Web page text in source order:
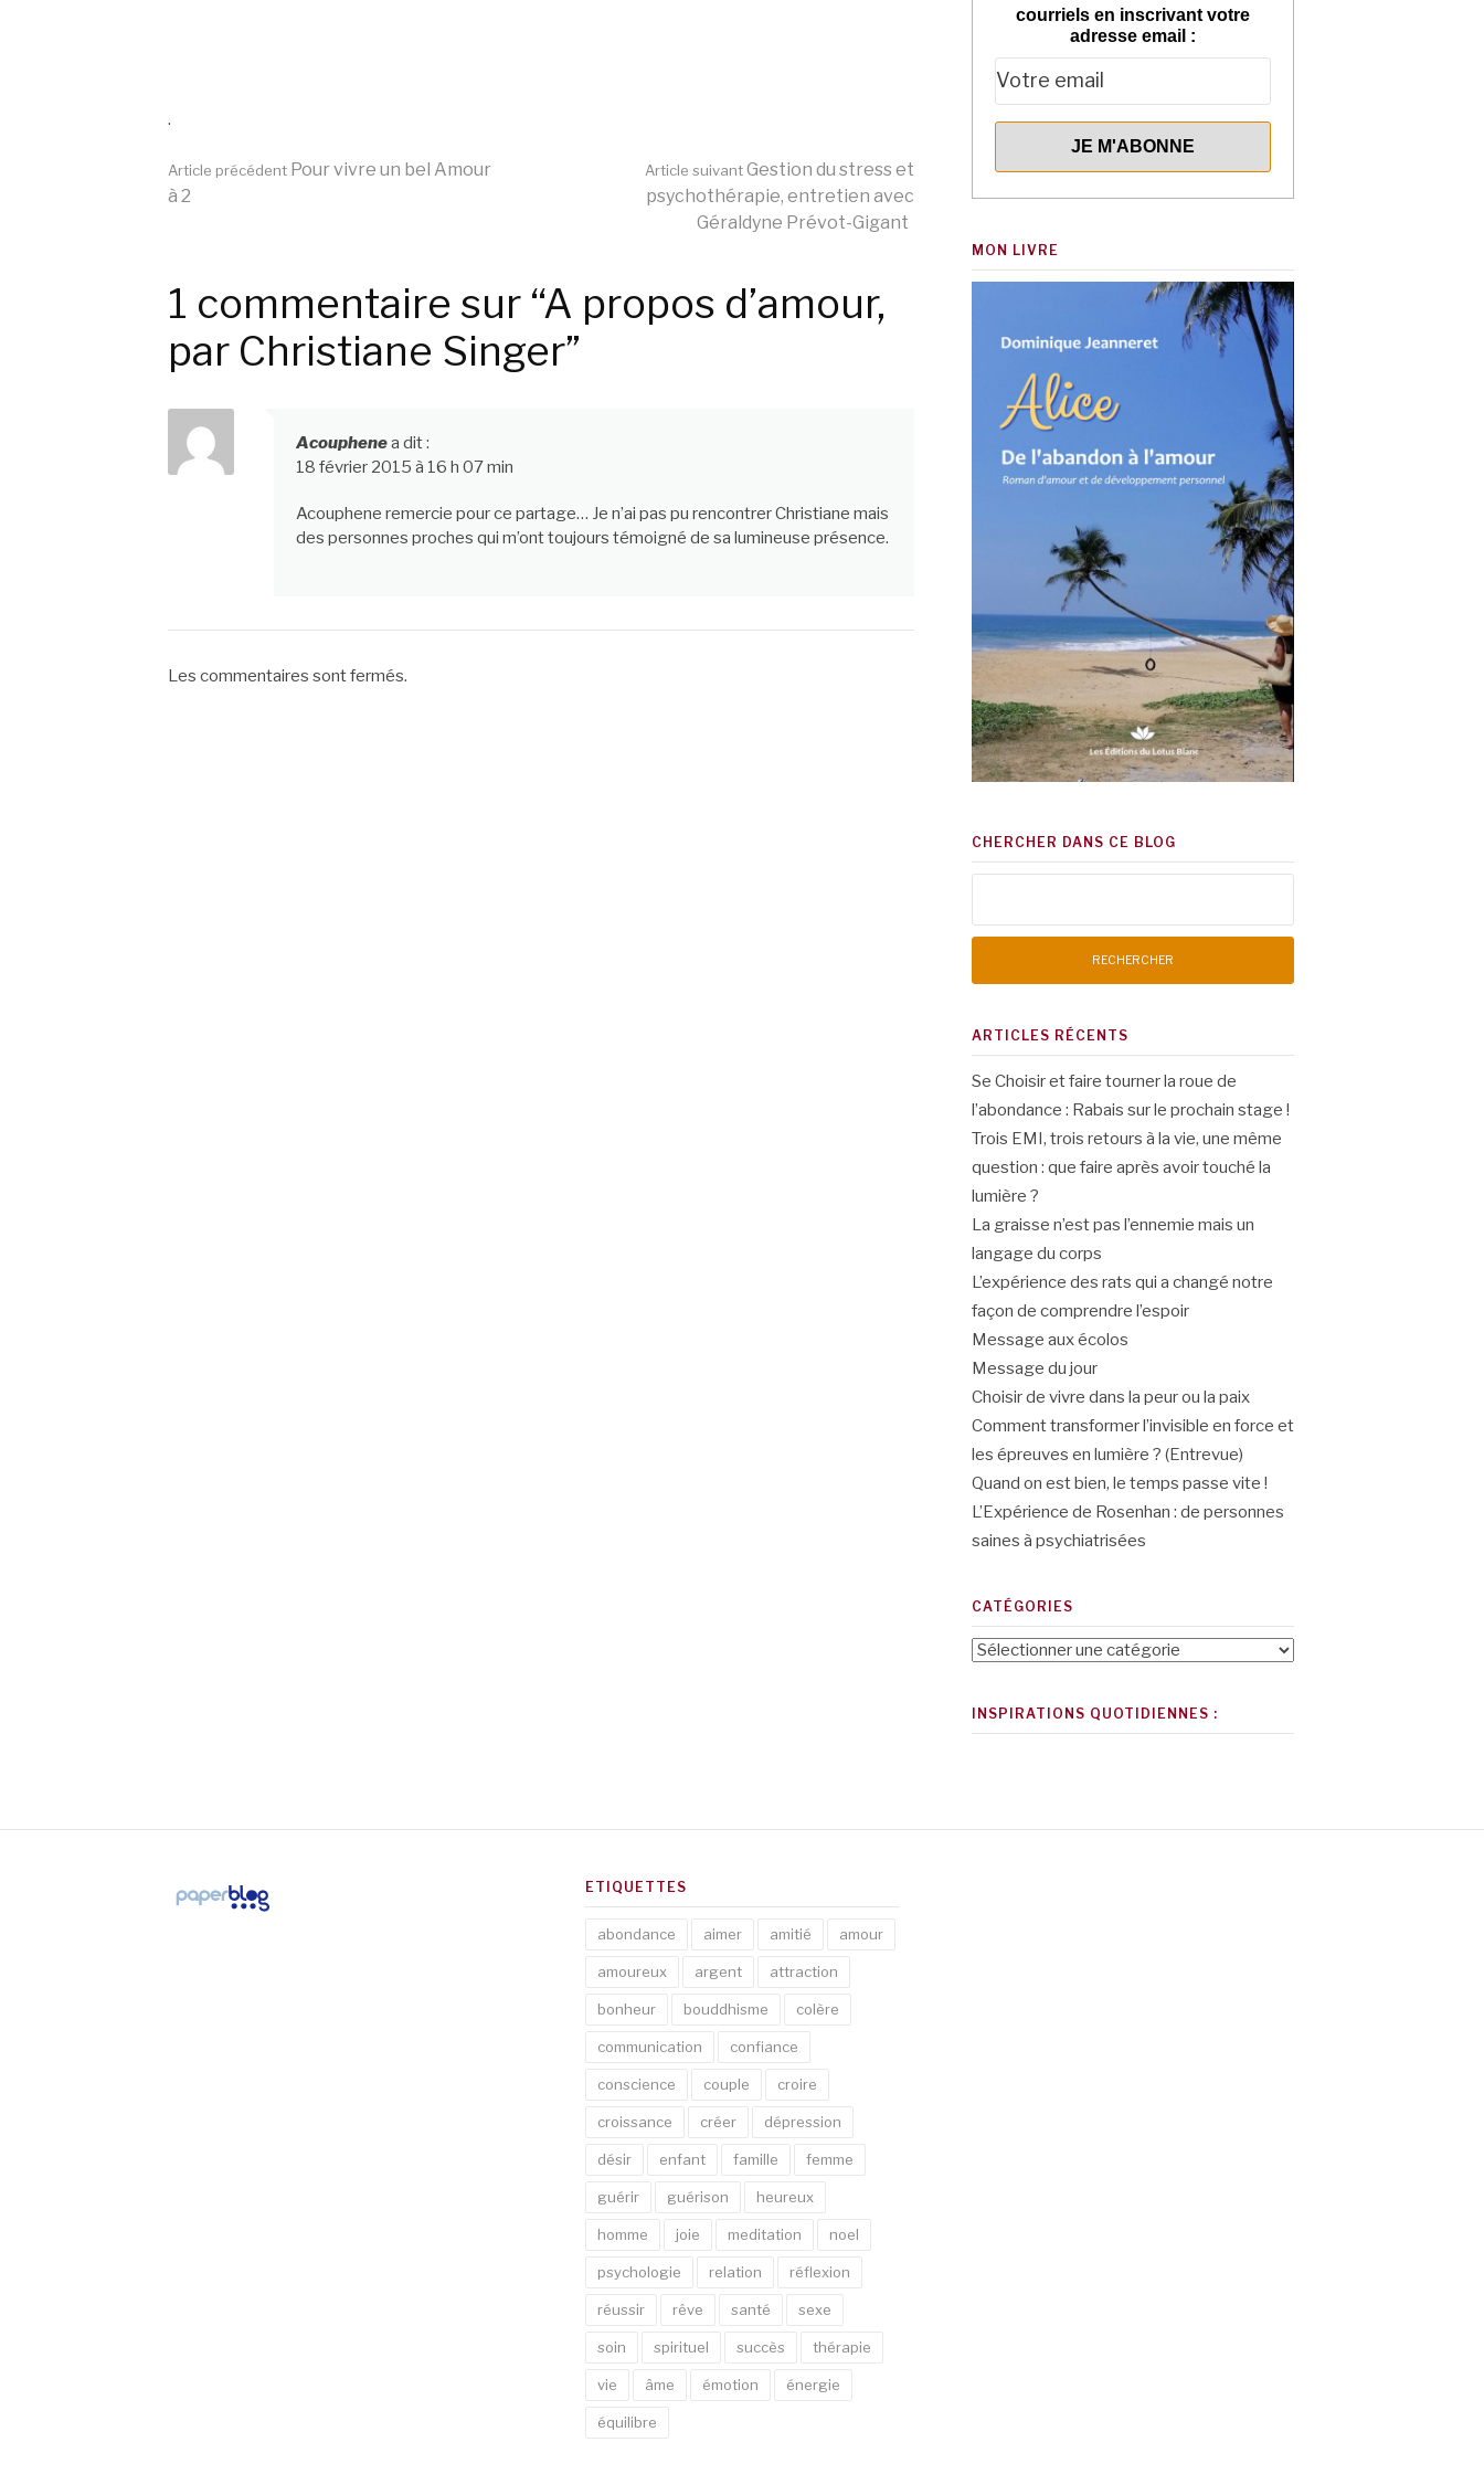
.
Lire
suite
Article précédent Pour vivre un bel Amour
à 2
Article suivantGestion du stress et
psychothérapie, entretien avec
Géraldyne Prévot-Gigant
1 commentaire sur “A propos d’amour,
par Christiane Singer”
Acouphenea dit :
18 février 2015 à 16 h 07 min
Acouphene remercie pour ce partage… Je n’ai pas pu rencontrer Christiane mais
des personnes proches qui m’ont toujours témoigné de sa lumineuse présence.
Les commentaires sont fermés.
courriels en inscrivant votre
adresse email :
MON LIVRE
CHERCHER DANS CE BLOG
ARTICLES RÉCENTS
Se Choisir et faire tourner la roue de
l’abondance : Rabais sur le prochain stage !
Trois EMI, trois retours à la vie, une même
question : que faire après avoir touché la
lumière ?
La graisse n’est pas l’ennemie mais un
langage du corps
L’expérience des rats qui a changé notre
façon de comprendre l’espoir
Message aux écolos
Message du jour
Choisir de vivre dans la peur ou la paix
Comment transformer l’invisible en force et
les épreuves en lumière ? (Entrevue)
Quand on est bien, le temps passe vite !
L’Expérience de Rosenhan : de personnes
saines à psychiatrisées
CATÉGORIES
Catégories
INSPIRATIONS QUOTIDIENNES :
ETIQUETTES
abondance aimer amitié amour
amoureux argent attraction
bonheur bouddhisme colère
communication confiance
conscience couple croire
croissance créer dépression
désir enfant famille femme
guérir guérison heureux
homme joie meditation noel
psychologie relation réflexion
réussir rêve santé sexe
soin spirituel succès thérapie
vie âme émotion énergie
équilibre